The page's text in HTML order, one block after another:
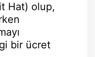
Hat) olup,
bir ücret